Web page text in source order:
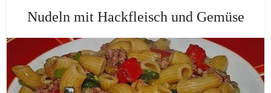
Nudeln mit Hackfleisch und Gemüse